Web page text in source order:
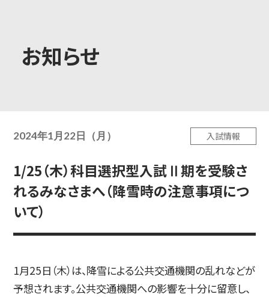
教育・社会連携
学生生活・就職
お知らせ
2024年1月22日（月） 入試情報
1/25（木）科目選択型入試Ⅱ期を受験さ
れるみなさまへ（降雪時の注意事項につ
いて）
1月25日（木）は、降雪による公共交通機関の乱れなどが
予想されます。公共交通機関への影響を十分に留意し、